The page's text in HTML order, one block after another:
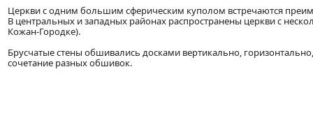
Церкви с одним большим сферическим куполом встречаются
В центральных и западных районах распространены церкви с
Кожан-Городке).
Брусчатые стены обшивались досками вертикально,
сочетание разных обшивок.